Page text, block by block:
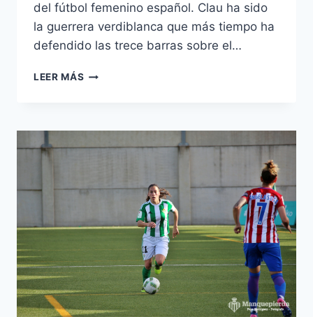
del fútbol femenino español. Clau ha sido
la guerrera verdiblanca que más tiempo ha
defendido las trece barras sobre el…
LEER MÁS LAS
MÁS
MINUTOS
LIGA
IBERDROLA
2016-